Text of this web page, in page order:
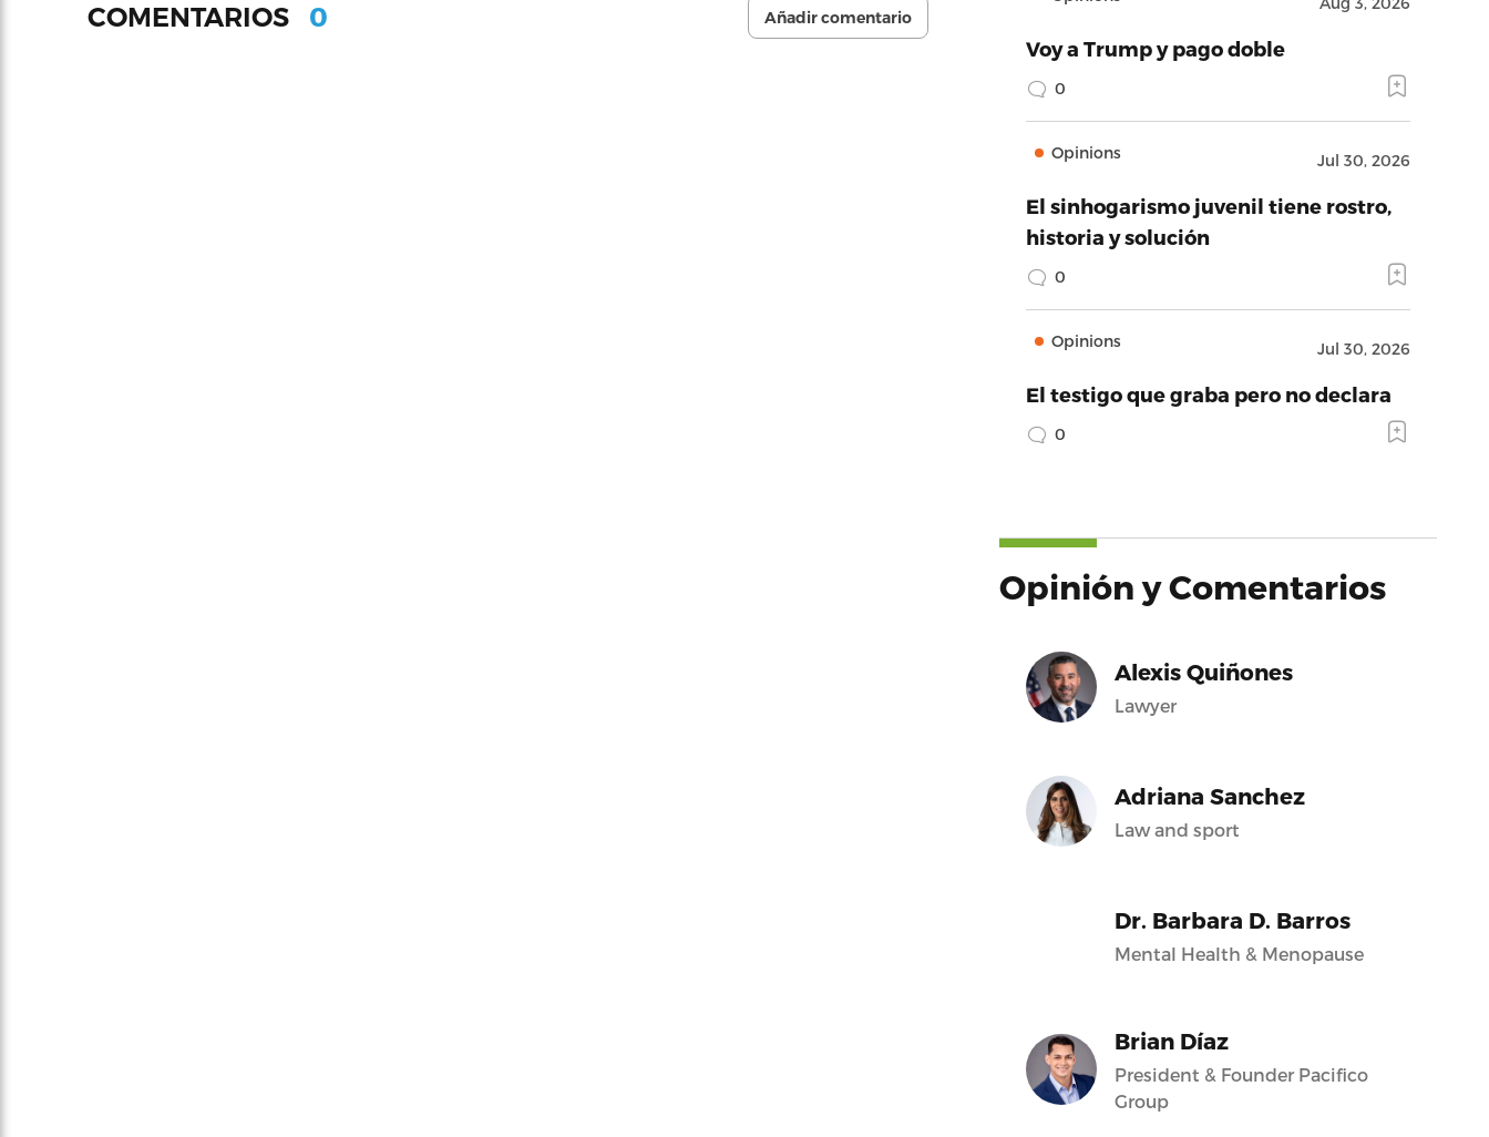
COMENTARIOS 0 Añadir comentario
Voy a Trump y pago doble
0
Opinions Jul 30, 2026
El sinhogarismo juvenil tiene rostro,
historia y solución
0
Opinions Jul 30, 2026
El testigo que graba pero no declara
0
Opinión y Comentarios
Alexis Quiñones
Lawyer
Adriana Sanchez
Law and sport
Dr. Barbara D. Barros
Mental Health & Menopause
Brian Díaz
President & Founder Pacifico
Group